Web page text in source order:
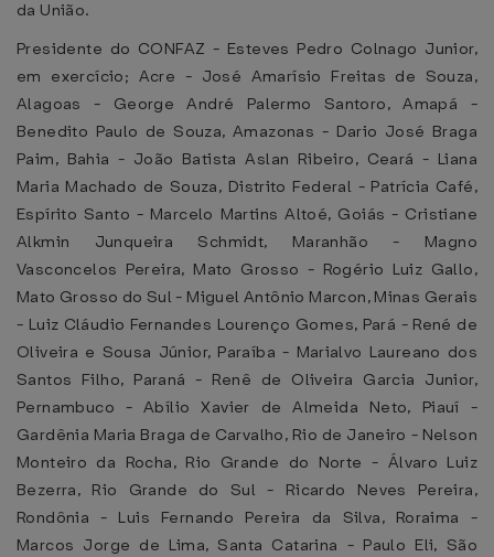
da União.
Presidente do CONFAZ - Esteves Pedro Colnago Junior,
em exercício; Acre - José Amarísio Freitas de Souza,
Alagoas - George André Palermo Santoro, Amapá -
Benedito Paulo de Souza, Amazonas - Dario José Braga
Paim, Bahia - João Batista Aslan Ribeiro, Ceará - Liana
Maria Machado de Souza, Distrito Federal - Patrícia Café,
Espírito Santo - Marcelo Martins Altoé, Goiás - Cristiane
Alkmin Junqueira Schmidt, Maranhão - Magno
Vasconcelos Pereira, Mato Grosso - Rogério Luiz Gallo,
Mato Grosso do Sul - Miguel Antônio Marcon, Minas Gerais
- Luiz Cláudio Fernandes Lourenço Gomes, Pará - René de
Oliveira e Sousa Júnior, Paraíba - Marialvo Laureano dos
Santos Filho, Paraná - Renê de Oliveira Garcia Junior,
Pernambuco - Abílio Xavier de Almeida Neto, Piauí -
Gardênia Maria Braga de Carvalho, Rio de Janeiro - Nelson
Monteiro da Rocha, Rio Grande do Norte - Álvaro Luiz
Bezerra, Rio Grande do Sul - Ricardo Neves Pereira,
Rondônia - Luis Fernando Pereira da Silva, Roraima -
Marcos Jorge de Lima, Santa Catarina - Paulo Eli, São